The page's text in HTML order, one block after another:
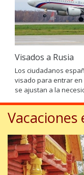
Clases
Traducciones
Rusos
Visados a Rusia
Los ciudadanos
visado para entrar en
se ajustan a la
Vacaciones